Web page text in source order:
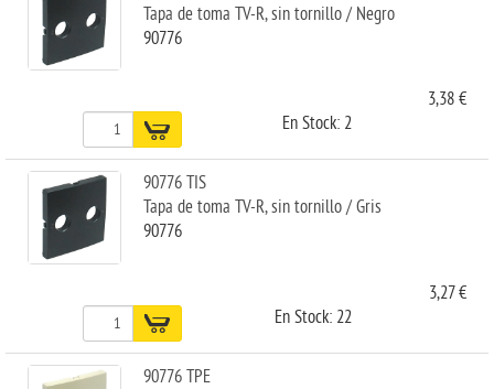
Tapa de toma TV-R, sin tornillo / Negro
90776
3,38 €
En Stock: 2
90776 TIS
Tapa de toma TV-R, sin tornillo / Gris
90776
3,27 €
En Stock: 22
90776 TPE